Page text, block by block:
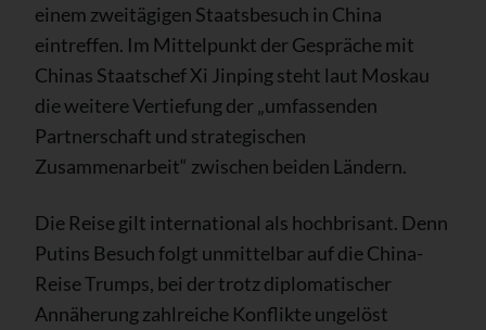
einem zweitägigen Staatsbesuch in China
eintreffen. Im Mittelpunkt der Gespräche mit
Chinas Staatschef Xi Jinping steht laut Moskau
die weitere Vertiefung der „umfassenden
Partnerschaft und strategischen
Zusammenarbeit“ zwischen beiden Ländern.
Die Reise gilt international als hochbrisant. Denn
Putins Besuch folgt unmittelbar auf die China-
Reise Trumps, bei der trotz diplomatischer
Annäherung zahlreiche Konflikte ungelöst